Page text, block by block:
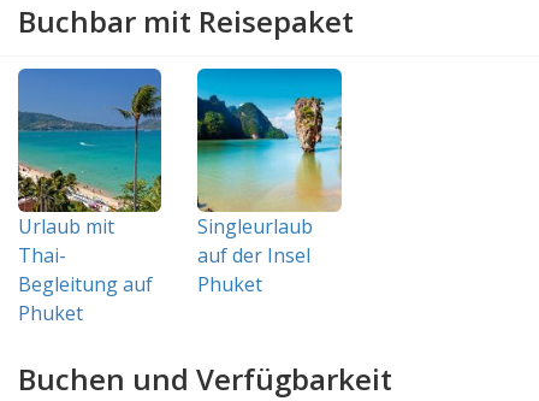
Buchbar mit Reisepaket
Urlaub mit
Thai-
Begleitung auf
Phuket
Singleurlaub
auf der Insel
Phuket
Buchen und Verfügbarkeit